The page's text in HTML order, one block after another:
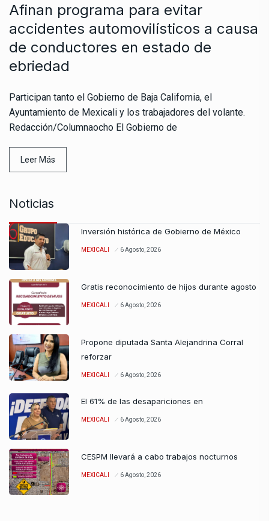
Afinan programa para evitar
accidentes automovilísticos a causa
de conductores en estado de
ebriedad
Participan tanto el Gobierno de Baja California, el
Ayuntamiento de Mexicali y los trabajadores del volante.
Redacción/Columnaocho El Gobierno de
Leer Más
Noticias
Inversión histórica de Gobierno de México
MEXICALI 6 Agosto, 2026
Gratis reconocimiento de hijos durante agosto
MEXICALI 6 Agosto, 2026
Propone diputada Santa Alejandrina Corral
reforzar
MEXICALI 6 Agosto, 2026
El 61% de las desapariciones en
MEXICALI 6 Agosto, 2026
CESPM llevará a cabo trabajos nocturnos
MEXICALI 6 Agosto, 2026